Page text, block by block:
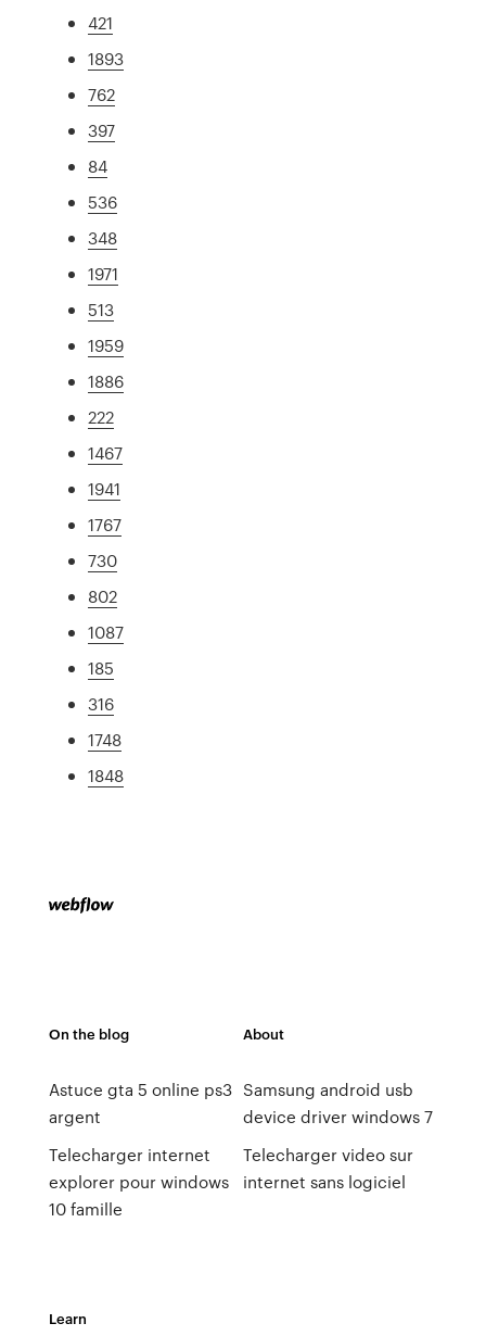
421
1893
762
397
84
536
348
1971
513
1959
1886
222
1467
1941
1767
730
802
1087
185
316
1748
1848
On the blog
Astuce gta 5 online ps3
argent
Telecharger internet
explorer pour windows
10 famille
About
Samsung android usb
device driver windows 7
Telecharger video sur
internet sans logiciel
Learn